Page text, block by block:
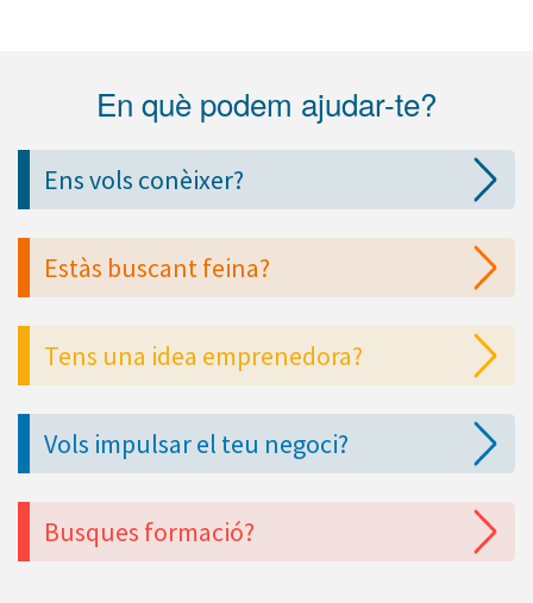
En què podem ajudar-te?
Ens vols conèixer?
Estàs buscant feina?
Tens una idea emprenedora?
Vols impulsar el teu negoci?
Busques formació?